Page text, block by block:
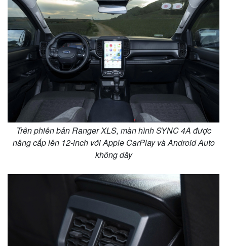
Thế giới
Quan sát
Cuộc sống đó đây
Hồ sơ
Multimedia
Video
Ảnh
E-Magazine
Infographic
Trên phiên bản Ranger XLS, màn hình SYNC 4A được
nâng cấp lên 12-inch với Apple CarPlay và Android Auto
không dây